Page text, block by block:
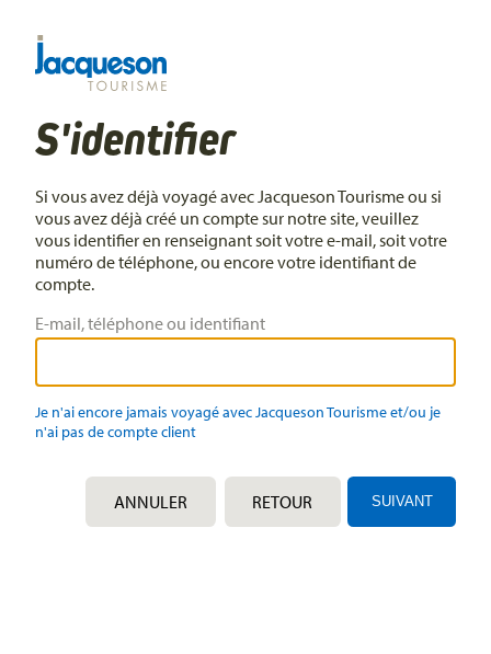
S'identifier
Si vous avez déjà voyagé avec Jacqueson Tourisme ou si
vous avez déjà créé un compte sur notre site, veuillez
vous identifier en renseignant soit votre e-mail, soit votre
numéro de téléphone, ou encore votre identifiant de
compte.
E-mail, téléphone ou identifiant
Je n'ai encore jamais voyagé avec Jacqueson Tourisme et/ou je
n'ai pas de compte client
ANNULER RETOUR